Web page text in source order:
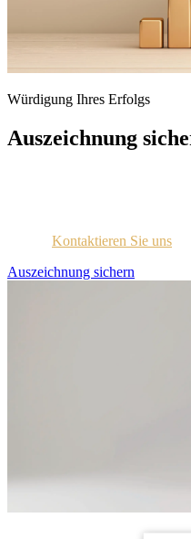
Würdigung Ihres Erfolgs
Auszeichnung
Kontaktieren Sie uns
Auszeichnung sichern